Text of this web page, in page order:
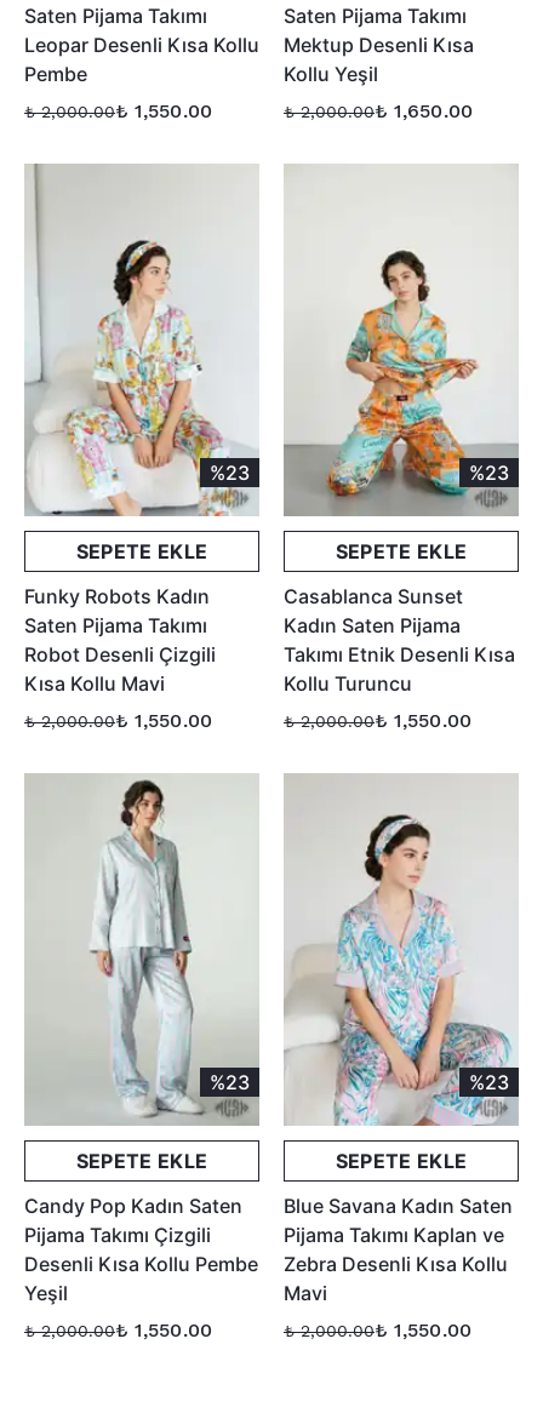
Saten Pijama Takımı
Leopar Desenli Kısa Kollu
Pembe
₺ 2,000.00₺ 1,550.00
Saten Pijama Takımı
Mektup Desenli Kısa
Kollu Yeşil
₺ 2,000.00₺ 1,650.00
%23
SEPETE EKLE
Funky Robots Kadın
Saten Pijama Takımı
Robot Desenli Çizgili
Kısa Kollu Mavi
₺ 2,000.00₺ 1,550.00
%23
SEPETE EKLE
Casablanca Sunset
Kadın Saten Pijama
Takımı Etnik Desenli Kısa
Kollu Turuncu
₺ 2,000.00₺ 1,550.00
%23
SEPETE EKLE
Candy Pop Kadın Saten
Pijama Takımı Çizgili
Desenli Kısa Kollu Pembe
Yeşil
₺ 2,000.00₺ 1,550.00
%23
SEPETE EKLE
Blue Savana Kadın Saten
Pijama Takımı Kaplan ve
Zebra Desenli Kısa Kollu
Mavi
₺ 2,000.00₺ 1,550.00